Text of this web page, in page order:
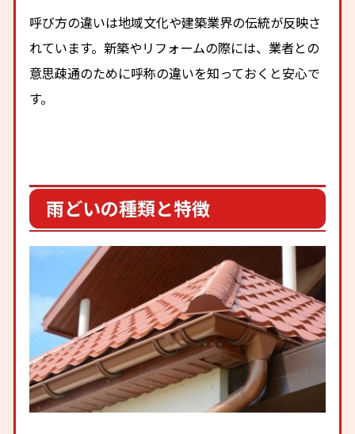
呼び方の違いは地域文化や建築業界の伝統が反映さ
れています。新築やリフォームの際には、業者との
意思疎通のために呼称の違いを知っておくと安心で
す。
雨どいの種類と特徴